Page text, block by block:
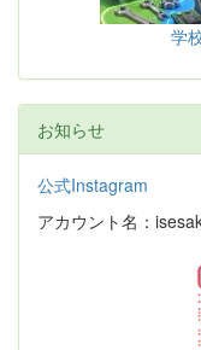
学
お知らせ
公式Instagram
アカウント名：